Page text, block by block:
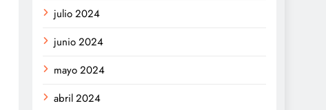
julio 2024
junio 2024
mayo 2024
abril 2024